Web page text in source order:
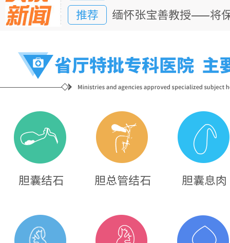
推荐 缅怀张宝善教授——将
推荐 缅怀张宝善教授——将
胆囊结石 胆总管结石 胆囊息肉